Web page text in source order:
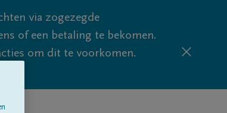
via zogezegde
of een betaling te bekomen.
om dit te voorkomen.